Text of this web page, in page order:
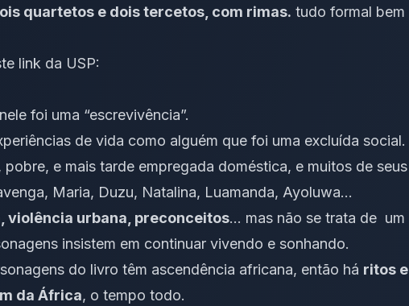
quartetos e dois tercetos, com rimas. tudo formal bem
link da USP:
foi uma “escrevivência”.
de vida como alguém que foi uma excluída social.
e mais tarde empregada doméstica, e muitos de seus
Maria, Duzu, Natalina, Luamanda, Ayoluwa…
violência urbana, preconceitos… mas não se trata de um
insistem em continuar vivendo e sonhando.
do livro têm ascendência africana, então há ritos e
da África, o tempo todo.